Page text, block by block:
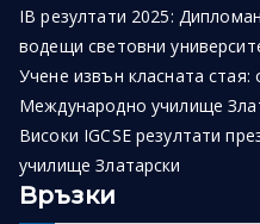
IB резултати 2025:
водещи световни
Учене извън класната стая:
Международно училище
Високи IGCSE резултати
училище Златарски
Връзки